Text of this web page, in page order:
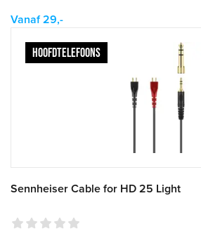
Vanaf 29,-
HOOFDTELEFOONS
Sennheiser Cable for HD 25 Light